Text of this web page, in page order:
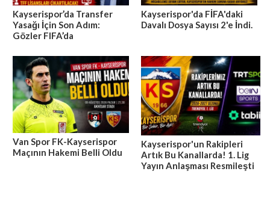
Kayserispor’da Transfer
Yasağı İçin Son Adım:
Gözler FIFA’da
Kayserispor'da FİFA'daki
Davalı Dosya Sayısı 2'e İndi.
Van Spor FK-Kayserispor
Maçının Hakemi Belli Oldu
Kayserispor'un Rakipleri
Artık Bu Kanallarda! 1. Lig
Yayın Anlaşması Resmileşti